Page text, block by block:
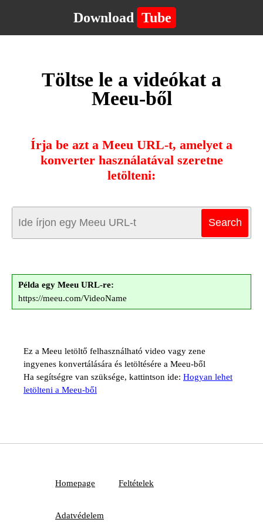
Download Tube
Töltse le a videókat a
Meeu-ből
Írja be azt a Meeu URL-t, amelyet a
konverter használatával szeretne
letölteni:
Példa egy Meeu URL-re:
https://meeu.com/VideoName
Ez a Meeu letöltő felhasználható video vagy zene
ingyenes konvertálására és letöltésére a Meeu-ből
Ha segítségre van szüksége, kattintson ide: Hogyan lehet
letölteni a Meeu-ből
Homepage Feltételek
Adatvédelem